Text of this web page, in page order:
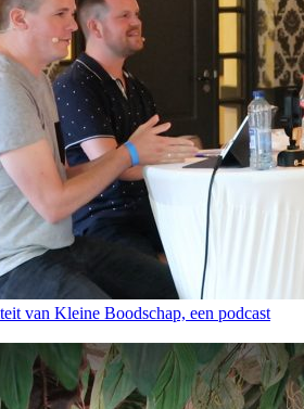
van Kleine Boodschap, een podcast